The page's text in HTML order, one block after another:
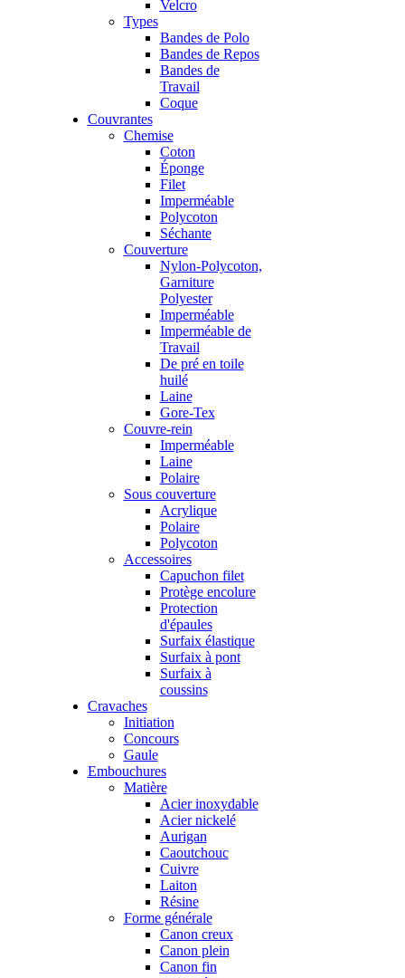
Velcro
Types
Bandes de Polo
Bandes de Repos
Bandes de
Travail
Coque
Couvrantes
Chemise
Coton
Éponge
Filet
Imperméable
Polycoton
Séchante
Couverture
Nylon-Polycoton,
Garniture
Polyester
Imperméable
Imperméable de
Travail
De pré en toile
huilé
Laine
Gore-Tex
Couvre-rein
Imperméable
Laine
Polaire
Sous couverture
Acrylique
Polaire
Polycoton
Accessoires
Capuchon filet
Protège encolure
Protection
d'épaules
Surfaix élastique
Surfaix à pont
Surfaix à
coussins
Cravaches
Initiation
Concours
Gaule
Embouchures
Matière
Acier inoxydable
Acier nickelé
Aurigan
Caoutchouc
Cuivre
Laiton
Résine
Forme générale
Canon creux
Canon plein
Canon fin